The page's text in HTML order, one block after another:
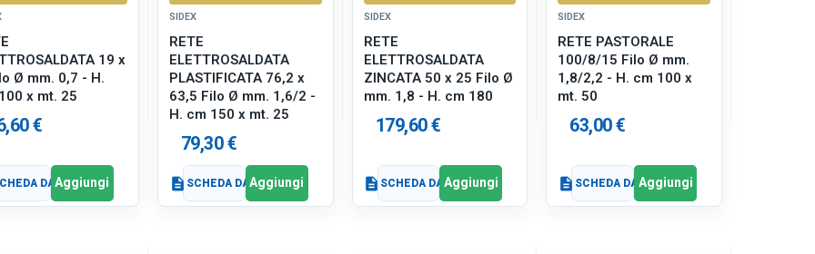
19 x
Ø mm. 0,7 - H.
x mt. 25
€
DATIAggiungi
SIDEX
RETE
ELETTROSALDATA
PLASTIFICATA 76,2 x
63,5 Filo Ø mm. 1,6/2 -
H. cm 150 x mt. 25
79,30 €
description SCHEDA DATIAggiungi
SIDEX
RETE
ELETTROSALDATA
ZINCATA 50 x 25 Filo Ø
mm. 1,8 - H. cm 180
179,60 €
description SCHEDA DATIAggiungi
SIDEX
RETE PASTORALE
100/8/15 Filo Ø mm.
1,8/2,2 - H. cm 100 x
mt. 50
63,00 €
description SCHEDA DATIAggiungi